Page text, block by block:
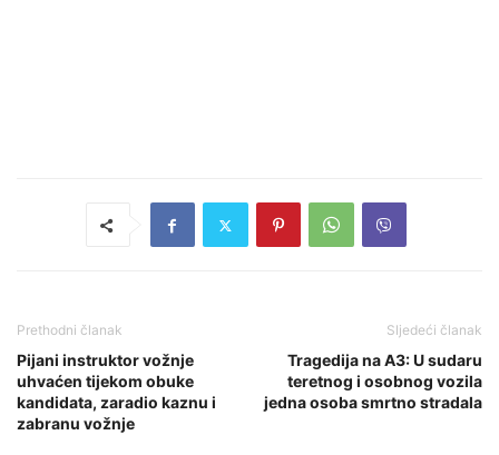
Prethodni članak
Pijani instruktor vožnje
uhvaćen tijekom obuke
kandidata, zaradio kaznu i
zabranu vožnje
Sljedeći članak
Tragedija na A3: U sudaru
teretnog i osobnog vozila
jedna osoba smrtno stradala